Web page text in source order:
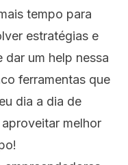
tempo para
estratégias e
dar um help nessa
ferramentas que
dia a dia de
melhor